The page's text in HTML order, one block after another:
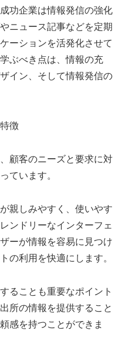
功企業は情報発信の強化
ニュース記事などを定期
ーションを活発化させて
ぶべき点は、情報の充
イン、そして情報発信の
徴
顧客のニーズと要求に対
ています。
親しみやすく、使いやす
ンドリーなインターフェ
ーが情報を容易に見つけ
の利用を快適にします。
ることも重要なポイント
所の情報を提供すること
感を持つことができま